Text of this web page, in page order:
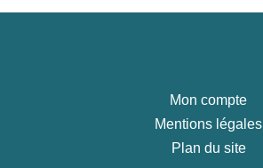
Mon compte
Mentions légales
Plan du site